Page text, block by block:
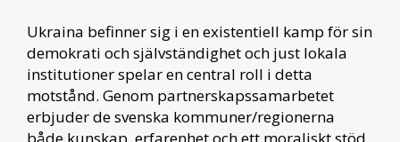
Ukraina befinner sig i en existentiell kamp för sin
demokrati och självständighet och just lokala
institutioner spelar en central roll i detta
motstånd. Genom partnerskapssamarbetet
erbjuder de svenska kommuner/regionerna
både kunskap, erfarenhet och ett moraliskt stöd